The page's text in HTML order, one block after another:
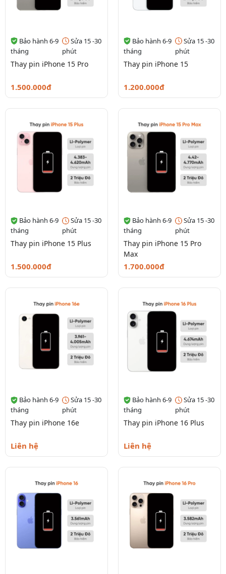
Bảo hành 6-9
tháng
Sửa 15 -30
phút
Thay pin iPhone 15 Pro
1.500.000đ
Bảo hành 6-9
tháng
Sửa 15 -30
phút
Thay pin iPhone 15
1.200.000đ
Bảo hành 6-9
tháng
Sửa 15 -30
phút
Thay pin iPhone 15 Plus
1.500.000đ
Bảo hành 6-9
tháng
Sửa 15 -30
phút
Thay pin iPhone 15 Pro
Max
1.700.000đ
Bảo hành 6-9
tháng
Sửa 15 -30
phút
Thay pin iPhone 16e
Liên hệ
Bảo hành 6-9
tháng
Sửa 15 -30
phút
Thay pin iPhone 16 Plus
Liên hệ